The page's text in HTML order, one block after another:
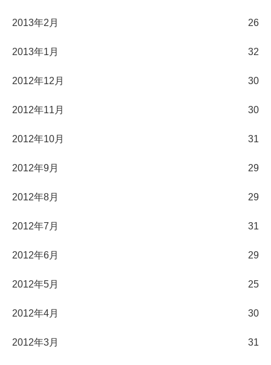
2013年2月 26
2013年1月 32
2012年12月 30
2012年11月 30
2012年10月 31
2012年9月 29
2012年8月 29
2012年7月 31
2012年6月 29
2012年5月 25
2012年4月 30
2012年3月 31